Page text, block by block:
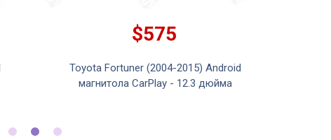
$575
Toyota Fortuner (2004-2015) Android
магнитола CarPlay - 12.3 дюйма